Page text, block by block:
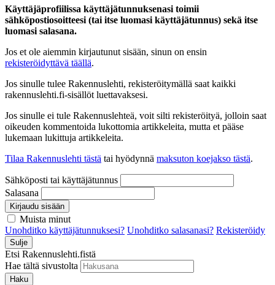
Käyttäjäprofiilissa käyttäjätunnuksenasi toimii
sähköpostiosoitteesi (tai itse luomasi käyttäjätunnus) sekä itse
luomasi salasana.
Jos et ole aiemmin kirjautunut sisään, sinun on ensin
rekisteröidyttävä täällä.
Jos sinulle tulee Rakennuslehti, rekisteröitymällä saat kaikki
rakennuslehti.fi-sisällöt luettavaksesi.
Jos sinulle ei tule Rakennuslehteä, voit silti rekisteröityä, jolloin saat
oikeuden kommentoida lukottomia artikkeleita, mutta et pääse
lukemaan lukittuja artikkeleita.
Tilaa Rakennuslehti tästä tai hyödynnä maksuton koejakso tästä.
Sähköposti tai käyttäjätunnus
Salasana
Kirjaudu sisään
Muista minut
Unohditko käyttäjätunnuksesi? Unohditko salasanasi? Rekisteröidy
Sulje
Etsi Rakennuslehti.fistä
Hae tältä sivustolta
Haku